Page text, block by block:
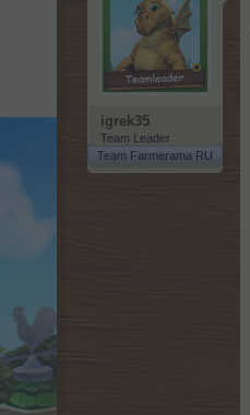
igrek35
Team Leader
Team Farmerama RU